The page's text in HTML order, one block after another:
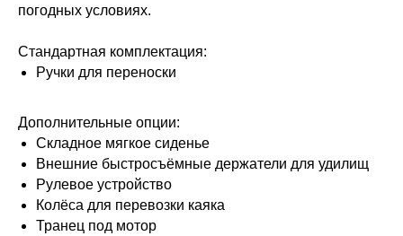
погодных условиях.
Стандартная комплектация:
Ручки для переноски
Дополнительные опции:
Складное мягкое сиденье
Внешние быстросъёмные держатели для удилищ
Рулевое устройство
Колёса для перевозки каяка
Транец под мотор